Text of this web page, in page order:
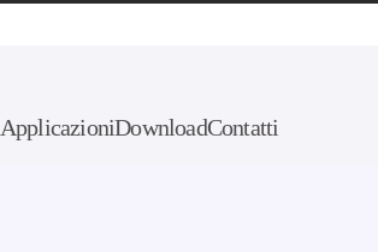
ApplicazioniDownloadContatti